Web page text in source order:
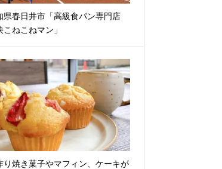
県春日井市「高級食パン専門店
こねこねマン」
り焼き菓子やマフィン、ケーキが